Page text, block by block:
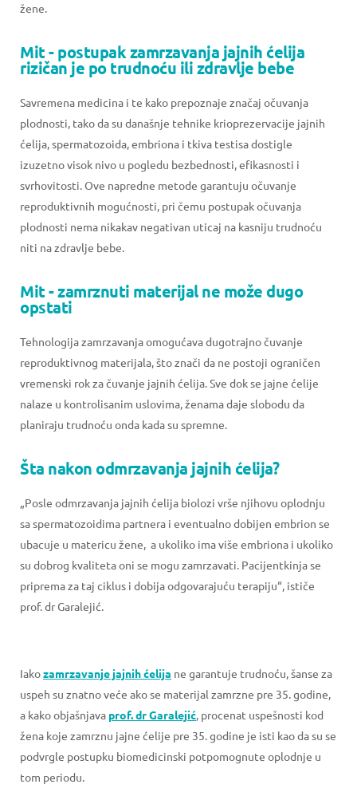
žene.
Mit - postupak zamrzavanja jajnih ćelija
rizičan je po trudnoću ili zdravlje bebe
Savremena medicina i te kako prepoznaje značaj očuvanja
plodnosti, tako da su današnje tehnike krioprezervacije jajnih
ćelija, spermatozoida, embriona i tkiva testisa dostigle
izuzetno visok nivo u pogledu bezbednosti, efikasnosti i
svrhovitosti. Ove napredne metode garantuju očuvanje
reproduktivnih mogućnosti, pri čemu postupak očuvanja
plodnosti nema nikakav negativan uticaj na kasniju trudnoću
niti na zdravlje bebe.
Mit - zamrznuti materijal ne može dugo
opstati
Tehnologija zamrzavanja omogućava dugotrajno čuvanje
reproduktivnog materijala, što znači da ne postoji ograničen
vremenski rok za čuvanje jajnih ćelija. Sve dok se jajne ćelije
nalaze u kontrolisanim uslovima, ženama daje slobodu da
planiraju trudnoću onda kada su spremne.
Šta nakon odmrzavanja jajnih ćelija?
„Posle odmrzavanja jajnih ćelija biolozi vrše njihovu oplodnju
sa spermatozoidima partnera i eventualno dobijen embrion se
ubacuje u matericu žene, a ukoliko ima više embriona i ukoliko
su dobrog kvaliteta oni se mogu zamrzavati. Pacijentkinja se
priprema za taj ciklus i dobija odgovarajuću terapiju“, ističe
prof. dr Garalejić.
Iakozamrzavanje jajnih ćelija ne garantuje trudnoću, šanse za
uspeh su znatno veće ako se materijal zamrzne pre 35. godine,
a kako objašnjava prof. dr Garalejić, procenat uspešnosti kod
žena koje zamrznu jajne ćelije pre 35. godine je isti kao da su se
podvrgle postupku biomedicinski potpomognute oplodnje u
tom periodu.